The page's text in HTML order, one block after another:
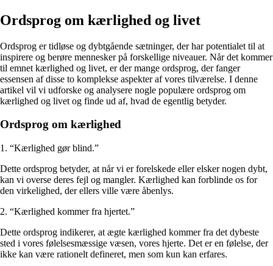
Ordsprog om kærlighed og livet
Ordsprog er tidløse og dybtgående sætninger, der har potentialet til at
inspirere og berøre mennesker på forskellige niveauer. Når det kommer
til emnet kærlighed og livet, er der mange ordsprog, der fanger
essensen af disse to komplekse aspekter af vores tilværelse. I denne
artikel vil vi udforske og analysere nogle populære ordsprog om
kærlighed og livet og finde ud af, hvad de egentlig betyder.
Ordsprog om kærlighed
1. “Kærlighed gør blind.”
Dette ordsprog betyder, at når vi er forelskede eller elsker nogen dybt,
kan vi overse deres fejl og mangler. Kærlighed kan forblinde os for
den virkelighed, der ellers ville være åbenlys.
2. “Kærlighed kommer fra hjertet.”
Dette ordsprog indikerer, at ægte kærlighed kommer fra det dybeste
sted i vores følelsesmæssige væsen, vores hjerte. Det er en følelse, der
ikke kan være rationelt defineret, men som kun kan erfares.